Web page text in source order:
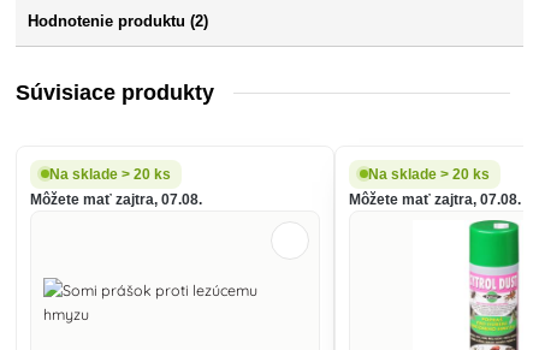
Hodnotenie produktu (2)
Súvisiace produkty
Na sklade > 20 ks
Môžete mať zajtra, 07.08.
Na sklade > 20 ks
Môžete mať zajtra, 07.08.